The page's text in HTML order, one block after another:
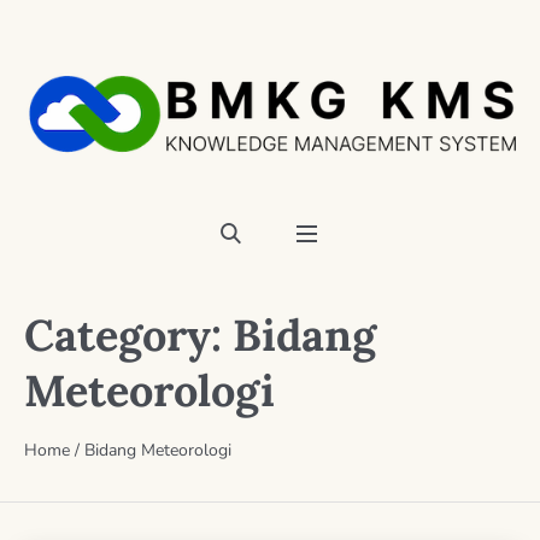
Category: Bidang
Meteorologi
Home / Bidang Meteorologi